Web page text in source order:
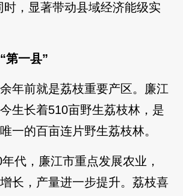
时，显著带动县域经济能级实
第一县”
年前就是荔枝重要产区。廉江
生长着510亩野生荔枝林，是
一的百亩连片野生荔枝林。
代，廉江市重点发展农业，
长，产量进一步提升。荔枝喜